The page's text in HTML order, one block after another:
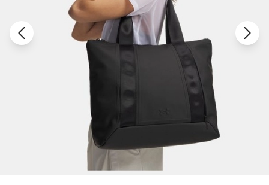
Şifremi Unuttum
Giriş Yap
Under Armour'da yeni misiniz? Kayıt Ol
Giriş Sayfasına Dön
Zaten hesabın var mı? Giriş yap
Daha hızlı ödeme. Hızlı sipariş takibi.
Kolay iade ve değişim.